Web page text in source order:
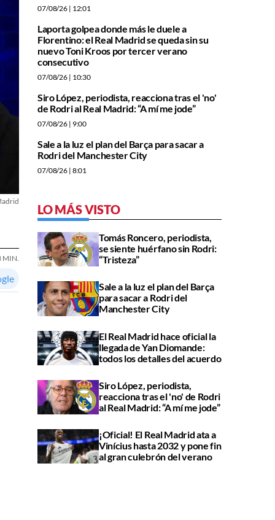
MIN.
07/08/26 | 12:01
Laporta golpea donde más le duele a
Florentino: el Real Madrid se queda sin su
nuevo Toni Kroos por tercer verano
consecutivo
07/08/26 | 10:30
Siro López, periodista, reacciona tras el 'no'
de Rodri al Real Madrid: “A mí me jode”
07/08/26 | 9:00
Sale a la luz el plan del Barça para sacar a
Rodri del Manchester City
07/08/26 | 8:01
LO MÁS VISTO
Tomás Roncero, periodista,
se siente huérfano sin Rodri:
“Tristeza”
Sale a la luz el plan del Barça
para sacar a Rodri del
Manchester City
El Real Madrid hace oficial la
llegada de Yan Diomande:
todos los detalles del acuerdo
Siro López, periodista,
reacciona tras el 'no' de Rodri
al Real Madrid: “A mí me jode”
¡Oficial! El Real Madrid ata a
Vinícius hasta 2032 y pone fin
al gran culebrón del verano